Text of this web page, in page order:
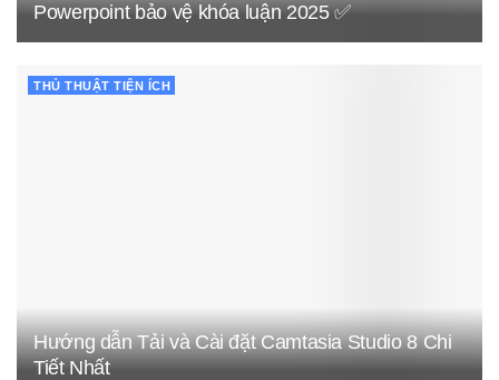
Powerpoint bảo vệ khóa luận 2025 ✅
THỦ THUẬT TIỆN ÍCH
Hướng dẫn Tải và Cài đặt Camtasia Studio 8 Chi
Tiết Nhất